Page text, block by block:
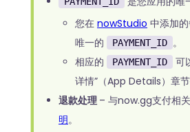
您在 nowStudio 中添加
唯一的
PAYMENT_ID 。
相应的
PAYMENT_ID
可
详情”（App Details）章
退款处理 – 与now.gg支付相
明。